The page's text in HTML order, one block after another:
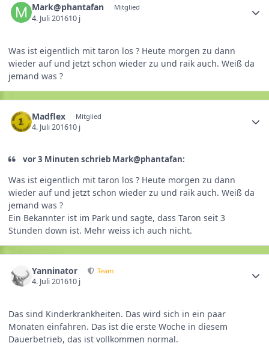
Mark@phantafan Mitglied
4. Juli 201610 j
Was ist eigentlich mit taron los ? Heute morgen zu dann
wieder auf und jetzt schon wieder zu und raik auch. Weiß da
jemand was ?
Madflex Mitglied
4. Juli 201610 j
vor 3 Minuten schrieb Mark@phantafan:
Was ist eigentlich mit taron los ? Heute morgen zu dann
wieder auf und jetzt schon wieder zu und raik auch. Weiß da
jemand was ?
Ein Bekannter ist im Park und sagte, dass Taron seit 3
Stunden down ist. Mehr weiss ich auch nicht.
Yanninator Team
4. Juli 201610 j
Das sind Kinderkrankheiten. Das wird sich in ein paar
Monaten einfahren. Das ist die erste Woche in diesem
Dauerbetrieb, das ist vollkommen normal.